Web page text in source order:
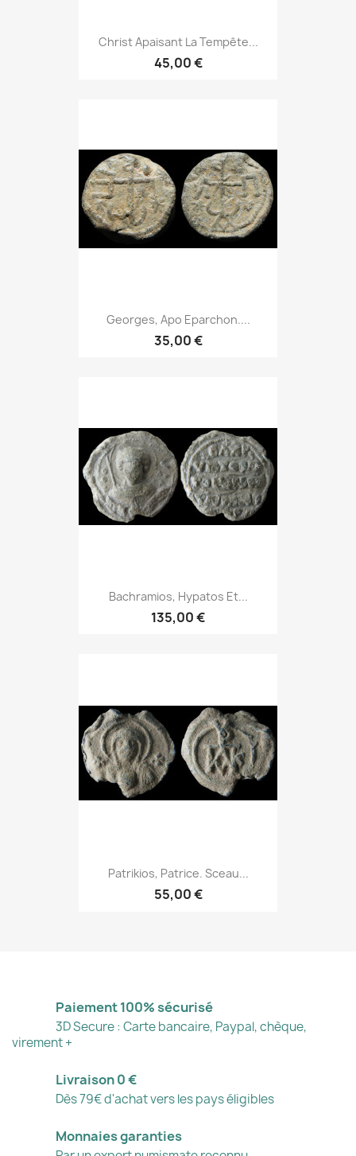
Christ Apaisant La Tempête...
45,00 €
Georges, Apo Eparchon....
35,00 €
Bachramios, Hypatos Et...
135,00 €
Patrikios, Patrice. Sceau...
55,00 €
Paiement 100% sécurisé
3D Secure : Carte bancaire, Paypal, chèque,
virement +
Livraison 0 €
Dès 79€ d'achat vers les pays éligibles
Monnaies garanties